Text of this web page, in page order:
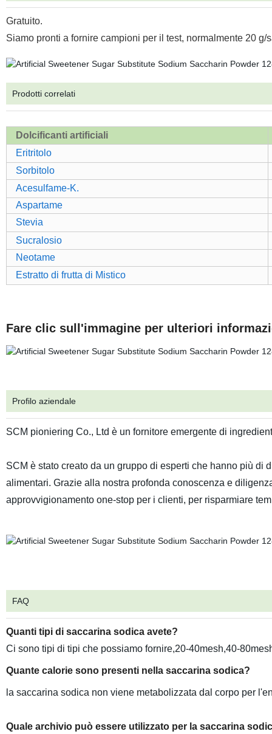
Gratuito.
Siamo pronti a fornire campioni per il test, normalmente 20 g/
Prodotti correlati
Dolcificanti artificiali
Eritritolo
Sorbitolo
Acesulfame-K.
Aspartame
Stevia
Sucralosio
Neotame
Estratto di frutta di Mistico
Fare clic sull'immagine per ulteriori
Profilo aziendale
SCM pioniering Co., Ltd è un fornitore emergente di
SCM è stato creato da un gruppo di esperti che hanno più
alimentari. Grazie alla nostra profonda conoscenza e
approvvigionamento one-stop per i clienti, per risparmiare
FAQ
Quanti tipi di saccarina sodica avete?
Ci sono tipi di tipi che possiamo fornire,20-40mesh,40-
Quante calorie sono presenti nellasaccarina sodica?
la saccarina sodica non viene metabolizzata dal corpo per
Quale archivio può essere utilizzato perla saccarina